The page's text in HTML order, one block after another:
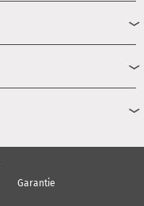
Garantie